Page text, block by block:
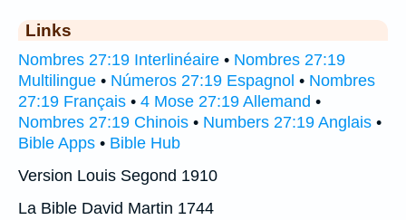
Links
Nombres 27:19 Interlinéaire • Nombres 27:19
Multilingue • Números 27:19 Espagnol • Nombres
27:19 Français • 4 Mose 27:19 Allemand •
Nombres 27:19 Chinois • Numbers 27:19 Anglais •
Bible Apps • Bible Hub
Version Louis Segond 1910
La Bible David Martin 1744